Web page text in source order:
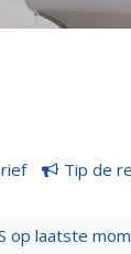
Tip de
op laatste